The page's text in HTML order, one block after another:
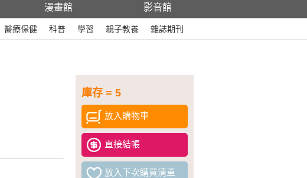
漫畫館 影音館
醫療保健 科普 學習 親子教養 雜誌期刊
庫存 = 5
放入購物車
直接結帳
放入下次購買清單